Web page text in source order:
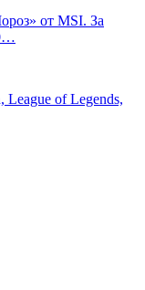
от MSI. За
of Legends,